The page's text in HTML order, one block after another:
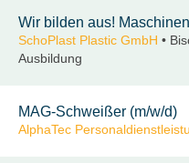
Wir bilden aus!
SchoPlast Plastic GmbH •
Ausbildung
MAG-Schweißer (m/w/d)
AlphaTec